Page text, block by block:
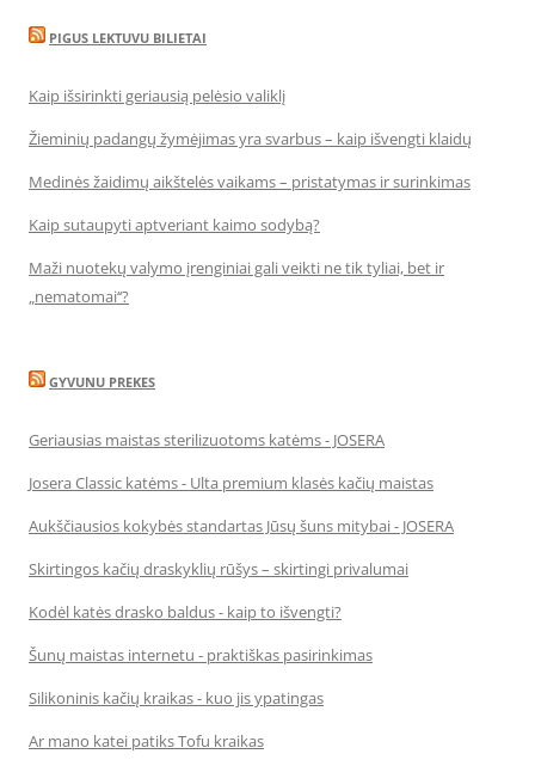
PIGUS LEKTUVU BILIETAI
Kaip išsirinkti geriausią pelėsio valiklį
Žieminių padangų žymėjimas yra svarbus – kaip išvengti klaidų
Medinės žaidimų aikštelės vaikams – pristatymas ir surinkimas
Kaip sutaupyti aptveriant kaimo sodybą?
Maži nuotekų valymo įrenginiai gali veikti ne tik tyliai, bet ir
„nematomai‘‘?
GYVUNU PREKES
Geriausias maistas sterilizuotoms katėms - JOSERA
Josera Classic katėms - Ulta premium klasės kačių maistas
Aukščiausios kokybės standartas Jūsų šuns mitybai - JOSERA
Skirtingos kačių draskyklių rūšys – skirtingi privalumai
Kodėl katės drasko baldus - kaip to išvengti?
Šunų maistas internetu - praktiškas pasirinkimas
Silikoninis kačių kraikas - kuo jis ypatingas
Ar mano katei patiks Tofu kraikas